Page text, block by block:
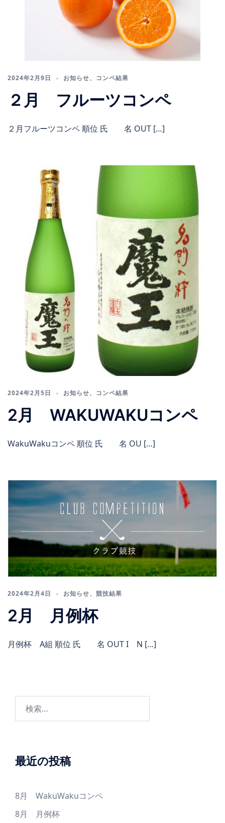
2024年2月9日 お知らせ、 コンペ結果
２月 フルーツコンペ
２月フルーツコンペ 順位 氏 名 OUT […]
2024年2月5日 お知らせ、 コンペ結果
2月 WAKUWAKUコンペ
WakuWakuコンペ 順位 氏 名 OU […]
2024年2月4日 お知らせ、 競技結果
2月 月例杯
月例杯 A組 順位 氏 名 OUT I N […]
最近の投稿
8月 WakuWakuコンペ
8月 月例杯